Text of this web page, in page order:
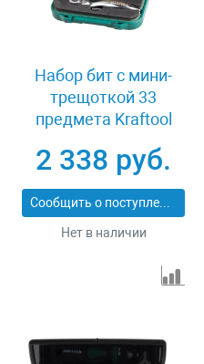
Набор бит с мини-
трещоткой 33
предмета Kraftool
2 338 руб.
Сообщить о поступлении
Нет в наличии